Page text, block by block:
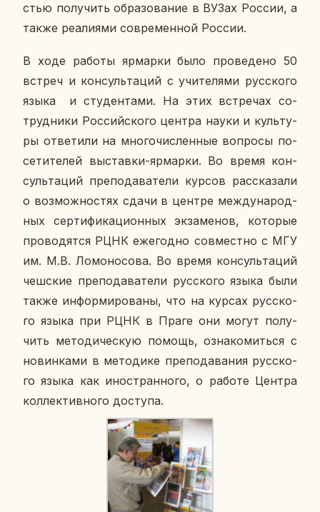
стью по­лу­чить об­ра­зо­ва­ние в ВУЗах России, а
также ре­а­ли­я­ми со­вре­мен­ной России.
В ходе работы яр­мар­ки было про­ве­де­но 50
встреч и кон­суль­та­ций с учи­те­ля­ми рус­ско­го
языка и сту­ден­та­ми. На этих встре­чах со­
труд­ни­ки Рос­сий­ско­го центра науки и куль­ту­
ры от­ве­ти­ли на мно­го­чис­лен­ные во­про­сы по­
се­ти­те­лей вы­став­ки-яр­мар­ки. Во время кон­
суль­та­ций пре­по­да­ва­те­ли курсов рас­ска­за­ли
о воз­мож­но­стях сдачи в центре меж­ду­на­род­
ных сер­ти­фи­ка­ци­он­ных эк­за­ме­нов, ко­то­рые
про­во­дят­ся РЦНК еже­год­но сов­мест­но с МГУ
им. М.В. Ло­мо­но­со­ва. Во время кон­суль­та­ций
чеш­ские пре­по­да­ва­те­ли рус­ско­го языка были
также ин­фор­ми­ро­ва­ны, что на курсах рус­ско­
го языка при РЦНК в Праге они могут по­лу­
чить ме­то­ди­че­скую помощь, озна­ко­мить­ся с
но­вин­ка­ми в ме­то­ди­ке пре­по­да­ва­ния рус­ско­
го языка как ино­стран­но­го, о работе Центра
кол­лек­тив­но­го до­сту­па.